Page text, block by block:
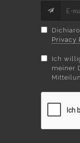
Privacy
Ich
meiner